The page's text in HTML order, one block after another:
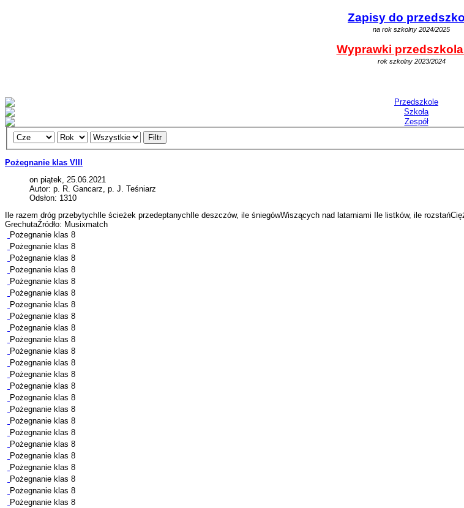
Zapisy do
na rok szkolny 2024/2025
Wyprawki
rok szkolny 2023/2024
Filtr
Pożegnanie klas VIII
on piątek, 25.06.2021
Autor: p. R. Gancarz, p. J. Teśniarz
Odsłon: 1310
Ile razem dróg przebytychIle ścieżek przedeptanychIle deszczów, ile śniegówWiszących nad latarniami Ile listków, ile
GrechutaŹródło: Musixmatch
Pożegnanie klas 8
Pożegnanie klas 8
Pożegnanie klas 8
Pożegnanie klas 8
Pożegnanie klas 8
Pożegnanie klas 8
Pożegnanie klas 8
Pożegnanie klas 8
Pożegnanie klas 8
Pożegnanie klas 8
Pożegnanie klas 8
Pożegnanie klas 8
Pożegnanie klas 8
Pożegnanie klas 8
Pożegnanie klas 8
Pożegnanie klas 8
Pożegnanie klas 8
Pożegnanie klas 8
Pożegnanie klas 8
Pożegnanie klas 8
Pożegnanie klas 8
Pożegnanie klas 8
Pożegnanie klas 8
Pożegnanie klas 8